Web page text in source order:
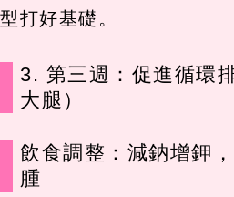
型打好基礎。
3. 第三週：促進循環
大腿）
飲食調整：減鈉增鉀
腫